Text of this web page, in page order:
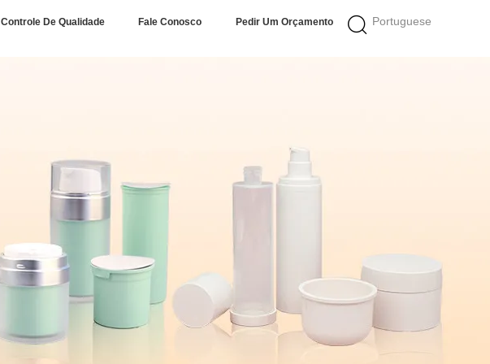
Portuguese
Controle De Qualidade Fale Conosco Pedir Um Orçamento